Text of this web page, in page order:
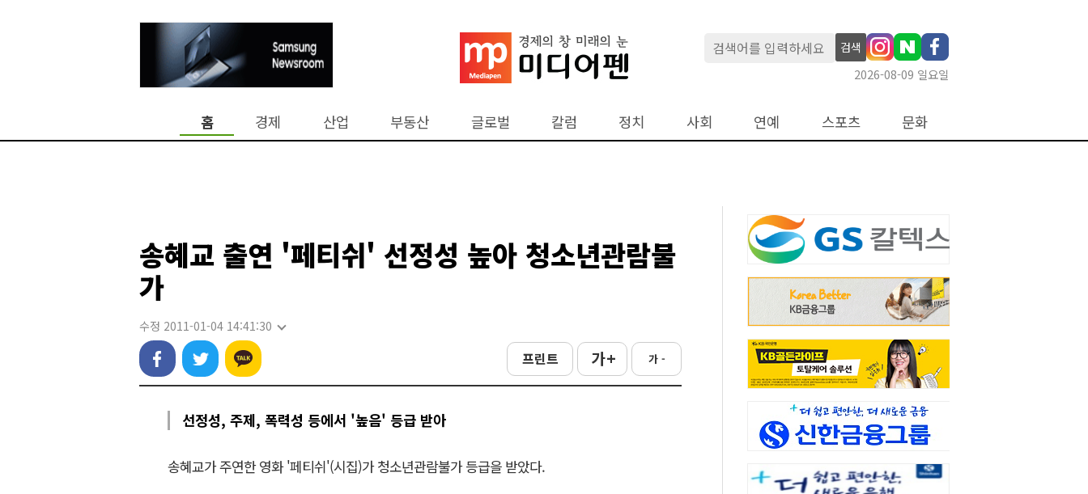
검색
2026-08-09 일요일
홈 경제 산업 부동산 글로벌 칼럼 정치 사회 연예 스포츠 문화
송혜교 출연 '페티쉬' 선정성 높아 청소년관람불
가
수정 2011-01-04 14:41:30
프린트 가 + 가 -
선정성, 주제, 폭력성 등에서 '높음' 등급 받아
송혜교가 주연한 영화 '페티쉬'(시집)가 청소년관람불가 등급을 받았다.